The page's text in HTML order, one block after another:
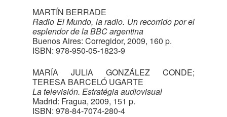
MARTÍN BERRADE
Radio El Mundo, la radio. Un recorrido por el
esplendor de la BBC argentina
Buenos Aires: Corregidor, 2009, 160 p.
ISBN: 978-950-05-1823-9
MARÍA JULIA GONZÁLEZ CONDE;
TERESA BARCELÓ UGARTE
La televisión. Estratégia audiovisual
Madrid: Fragua, 2009, 151 p.
ISBN: 978-84-7074-280-4